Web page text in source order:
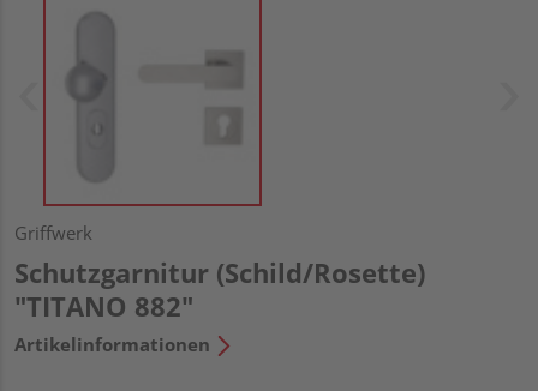
Griffwerk
Schutzgarnitur (Schild/Rosette)
"TITANO 882"
Artikelinformationen